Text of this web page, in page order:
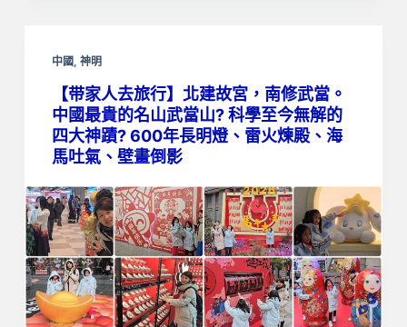
中國 , 神明
【带家人去旅行】北建故宮，南修武當。
中國最貴的名山武當山? 科學至今無解的
四大神蹟? 600年長明燈、雷火煉殿、海
馬吐氣、壁畫倒影